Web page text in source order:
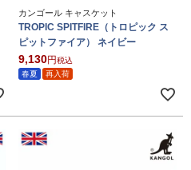
カンゴール キャスケット
TROPIC SPITFIRE（トロピック ス
ピットファイア） ネイビー
9,130
税込
春夏
再入荷